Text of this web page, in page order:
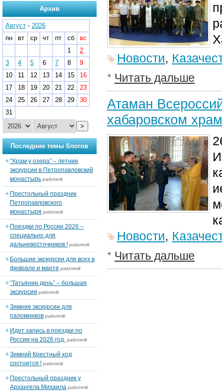
Новости,
Читать дальше
Атаман
хабаровском
Новости,
Читать дальше
Архив
Август - 2026
пн
вт ср чт пт сб
вс
1
2
3
4 5 6 7 8
9
10
11 12 13 14 15
16
17
18 19 20 21 22
23
24
25 26 27 28 29
30
31
>
Последние темы блогов
“Храм у озера” – летние
экскурсии в Петропавловский
монастырь palomnik
Престольный праздник
Петропавловского
монастыря palomnik
Поездки по России 2026 –
специально для
дальневосточников ! palomnik
Большие экскурсии для всех в
феврале и марте palomnik
“Татьянин день” – большая
экскурсия palomnik
Зимние экскурсии для
паломников palomnik
Идет запись в поездки по
России на 2026 год. palomnik
Зимний Крестный ход
состоится ! palomnik
Престольный праздник у
Архангела Михаила palomnik